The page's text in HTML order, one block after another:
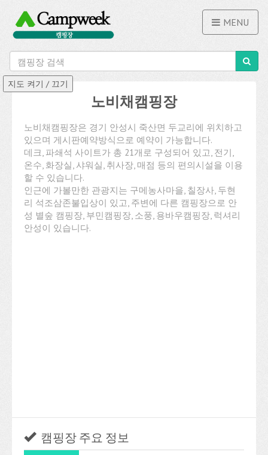
MENU
노비채캠핑장
노비채캠핑장은 경기 안성시 죽산면 두교리에 위치하고
있으며 게시판예약방식으로 예약이 가능합니다.
데크, 파쇄석 사이트가 총 21개로 구성되어 있고, 전기,
온수, 화장실, 샤워실, 취사장, 매점 등의 편의시설을 이용
할 수 있습니다.
인근에 가볼만한 관광지는 구메농사마을, 칠장사, 두현
리 석조삼존불입상이 있고, 주변에 다른 캠핑장으로 안
성 별숲 캠핑장, 부민캠핑장, 소풍, 용바우캠핑장, 럭셔리
안성이 있습니다.
캠핑장 주요 정보